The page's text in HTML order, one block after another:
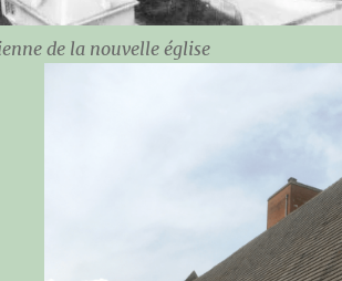
de la nouvelle église